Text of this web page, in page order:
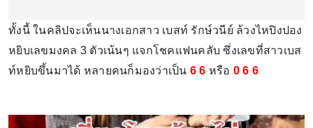
ทั้งนี้ ในคลิปจะเห็นนางเอกสาว เบสท์ รักษ์วนีย์ ล้วงไหปิงปอง
หยิบเลขมงคล 3 ตัวเน้นๆ แจกโชคแฟนคลับ ซึ่งเลขที่สาวเบส
ท์หยิบขึ้นมาได้ หลายคนก็มองว่าเป็น 6 6 หรือ 0 6 6